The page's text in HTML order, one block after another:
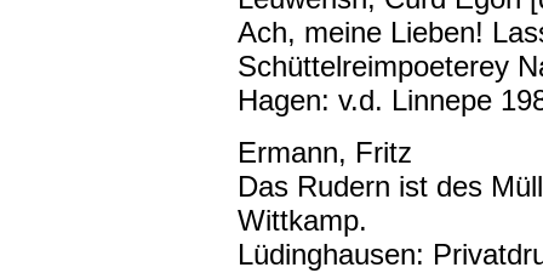
Ach, meine Lieben!
Schüttelreimpoeterey
Hagen: v.d. Linnepe
Ermann, Fritz
Das Rudern ist des
Wittkamp.
Lüdinghausen: